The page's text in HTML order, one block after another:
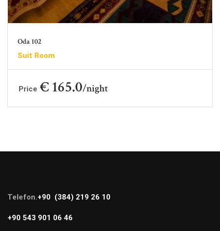
Oda 102
Suit Room
Price € 165.0 night
Telefon.+90 (384) 219 26 10
+90 543 901 06 46